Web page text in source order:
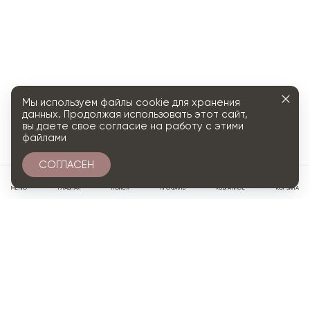
МЕНЮ ГЛАВНАЯ ПОИСК ПРОФИЛЬ ИЗБРАННОЕ КОРЗИНА
Мы используем файлы cookie для хранения
данных. Продолжая использовать этот сайт,
вы даете свое согласие на работу с этими
файлами
СОГЛАСЕН